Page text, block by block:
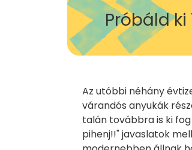
Próbáld
Az utóbbi néhány
várandós anyukák
talán továbbra is ki
pihenj!!" javaslatok